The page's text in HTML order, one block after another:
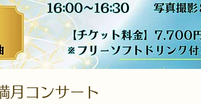
月コンサート